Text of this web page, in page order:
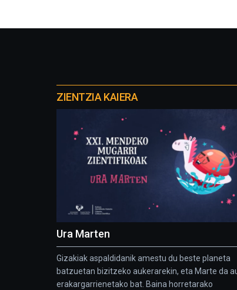
proyectos
ZIENTZIA KAIERA
Ura Marten
Gizakiak aspaldidanik amestu du beste planeta
batzuetan bizitzeko aukerarekin, eta Marte da
erakargarrienetako bat. Baina horretarako